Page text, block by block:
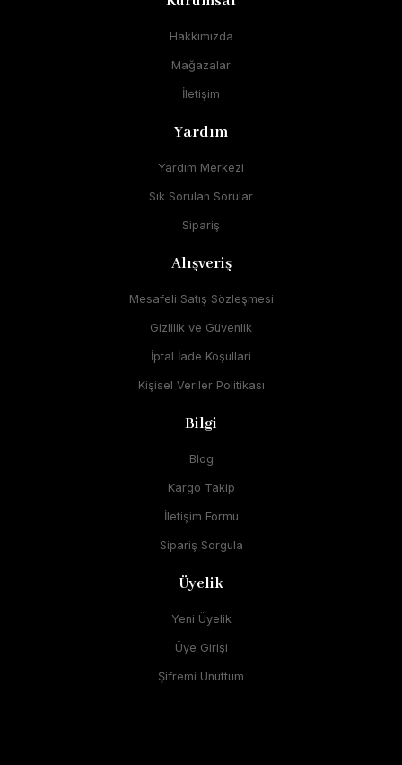
Hakkımızda
Mağazalar
İletişim
Yardım
Yardım Merkezi
Sık Sorulan Sorular
Sipariş
Alışveriş
Mesafeli Satış Sözleşmesi
Gizlilik ve Güvenlik
İptal İade Koşullari
Kişisel Veriler Politikası
Bilgi
Blog
Kargo Takip
İletişim Formu
Sipariş Sorgula
Üyelik
Yeni Üyelik
Üye Girişi
Şifremi Unuttum